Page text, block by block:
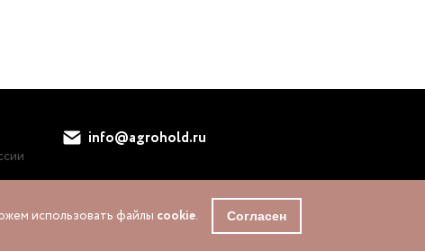
info@agrohold.ru
Политика конфиденциальности
использовать файлы cookie. Согласен